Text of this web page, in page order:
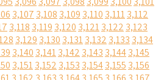
3,107 3,108 3,109 3,110 3,1113,112
3,118 3,119 3,120 3,1213,122 3,123
3,129 3,130 3,1313,132 3,133 3,134
3,140 3,1413,142 3,143 3,1443,145
3,1513,152 3,153 3,1543,155 3,156